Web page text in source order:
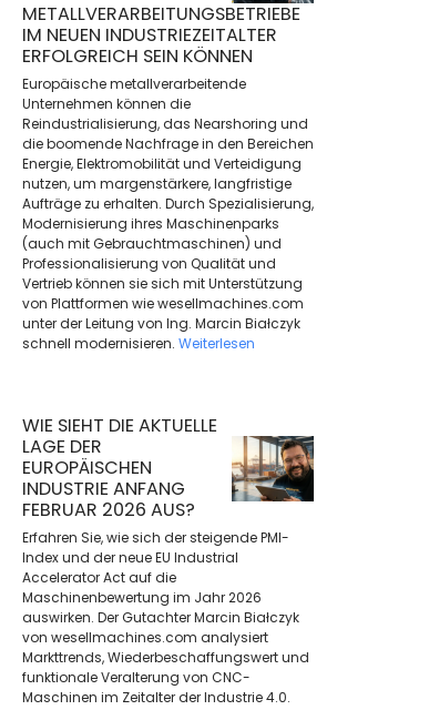
METALLVERARBEITUNGSBETRIEBE
IM NEUEN INDUSTRIEZEITALTER
ERFOLGREICH SEIN KÖNNEN
Europäische metallverarbeitende
Unternehmen können die
Reindustrialisierung, das Nearshoring und
die boomende Nachfrage in den Bereichen
Energie, Elektromobilität und Verteidigung
nutzen, um margenstärkere, langfristige
Aufträge zu erhalten. Durch Spezialisierung,
Modernisierung ihres Maschinenparks
(auch mit Gebrauchtmaschinen) und
Professionalisierung von Qualität und
Vertrieb können sie sich mit Unterstützung
von Plattformen wie wesellmachines.com
unter der Leitung von Ing. Marcin Białczyk
schnell modernisieren. Weiterlesen
WIE SIEHT DIE AKTUELLE
LAGE DER
EUROPÄISCHEN
INDUSTRIE ANFANG
FEBRUAR 2026 AUS?
Erfahren Sie, wie sich der steigende PMI-
Index und der neue EU Industrial
Accelerator Act auf die
Maschinenbewertung im Jahr 2026
auswirken. Der Gutachter Marcin Białczyk
von wesellmachines.com analysiert
Markttrends, Wiederbeschaffungswert und
funktionale Veralterung von CNC-
Maschinen im Zeitalter der Industrie 4.0.